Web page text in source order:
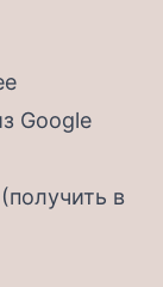
Google
в